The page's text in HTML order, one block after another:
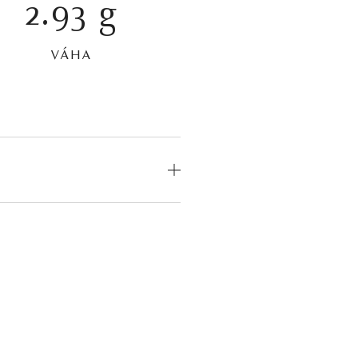
2.93 g
VÁHA